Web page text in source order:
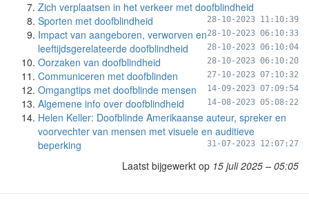
Zich verplaatsen in het verkeer met doofblindheid
28-10-2023 11:10:39
Sporten met doofblindheid
28-10-2023 06:10:33
Impact van aangeboren, verworven en
leeftijdsgerelateerde doofblindheid
28-10-2023 06:10:04
Oorzaken van doofblindheid 28-10-2023 06:10:20
Communiceren met doofblinden 27-10-2023 07:10:32
Omgangtips met doofblinde mensen 14-09-2023 07:09:54
Algemene info over doofblindheid 14-08-2023 05:08:22
Helen Keller: Doofblinde Amerikaanse auteur, spreker en
voorvechter van mensen met visuele en auditieve
beperking
31-07-2023 12:07:27
Laatst bijgewerkt op 15 juli 2025 – 05:05